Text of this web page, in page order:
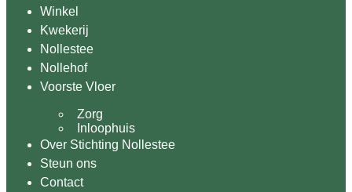
Winkel
Kwekerij
Nollestee
Nollehof
Voorste Vloer
Zorg
Inloophuis
Over Stichting Nollestee
Steun ons
Contact